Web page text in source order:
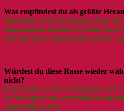
Was empfindest du als größte
Manchmal ist ein Bodeguero dann
insbesondere draußen im Freien doch
und lässt einen manchmal staunend
Würdest du diese Rasse wieder
nicht?
Ja, jederzeit, weil ein Bodeguero ein
ist, intelligent und lernwillig und
langweilig zu sein.